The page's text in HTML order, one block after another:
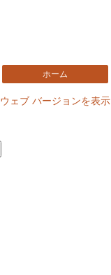
ホーム
ウェブ バージョンを表示